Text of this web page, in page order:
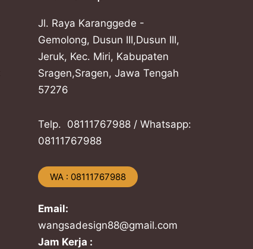
Jl. Raya Karanggede -
Gemolong, Dusun III,Dusun III,
Jeruk, Kec. Miri, Kabupaten
Sragen,Sragen, Jawa Tengah
57276
Telp. ​08111767988 / Whatsapp:
​08111767988
​WA : 08111767988
Email:
wangsadesign88@gmail.com
Jam Kerja :